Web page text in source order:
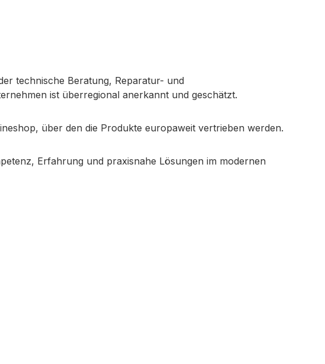
technische Beratung, Reparatur- und
ist überregional anerkannt und geschätzt.
über den die Produkte europaweit vertrieben werden.
Erfahrung und praxisnahe Lösungen im modernen